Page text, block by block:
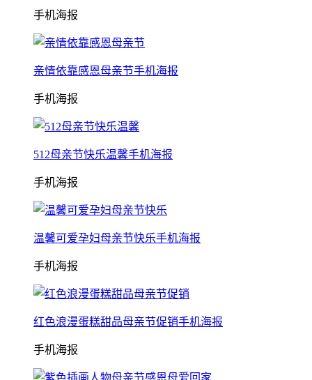
手机海报
亲情依靠感恩母亲节手机海报
手机海报
512母亲节快乐温馨手机海报
手机海报
温馨可爱孕妇母亲节快乐手机海报
手机海报
红色浪漫蛋糕甜品母亲节促销手机海报
手机海报